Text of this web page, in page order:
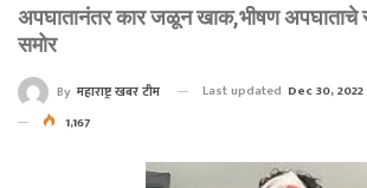
अपघातानंतर कार जळून खाक,भीषण अपघाताचे
समोर
By महाराष्ट्र खबर टीम Last updated Dec 30, 2022
1,167